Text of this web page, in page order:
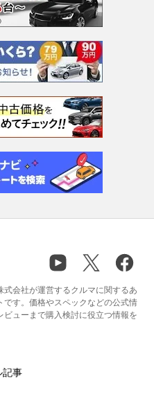
会社が運営するクルマに関するあ
です。価格やスペックなどの公式情
ューまで購入検討に役立つ情報を
記事